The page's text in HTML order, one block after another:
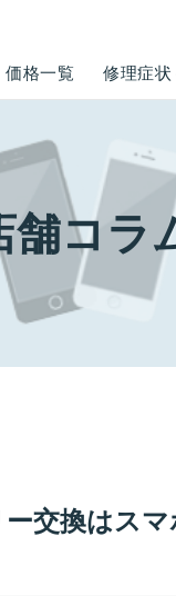
価格一覧 修理症状
舗コラ
交換はスマ